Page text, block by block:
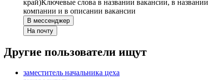
край)Ключевые слова в названии вакансии, в названии
компании и в описании вакансии
В мессенджер
На почту
Другие пользователи ищут
заместитель начальника цеха